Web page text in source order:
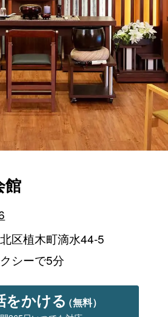
館
区植木町滴水44-5
シーで5分
をかける（無料）